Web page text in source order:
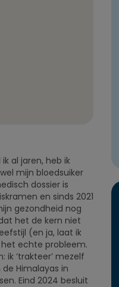
al jaren, heb ik
mijn bloedsuiker
dossier is
en sinds 2021
gezondheid nog
het de kern niet
(en ja, laat ik
het echte probleem.
‘trakteer’ mezelf
Himalayas in
Eind 2024 besluit